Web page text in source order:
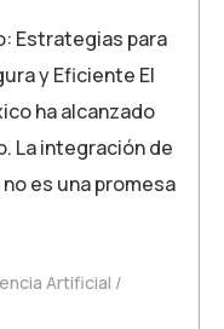
Estrategias para
y Eficiente El
ha alcanzado
La integración de
es una promesa
Artificial